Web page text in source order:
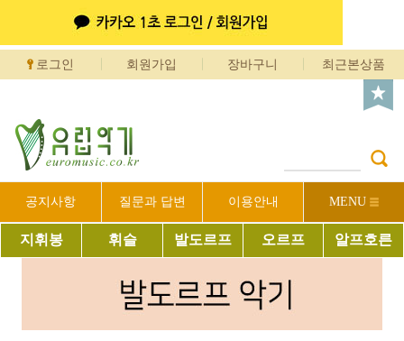
로그인 회원가입 장바구니 최근본상품
공지사항 질문과 답변 이용안내 MENU
지휘봉 휘슬 발도르프 오르프 알프호른